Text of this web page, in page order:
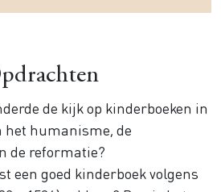
de kijk op kinderboeken in
het humanisme, de
de reformatie?
een goed kinderboek volgens